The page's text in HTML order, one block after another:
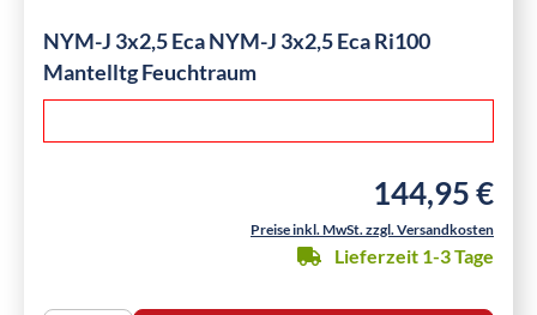
NYM-J 3x2,5 Eca NYM-J 3x2,5 Eca Ri100
Mantelltg Feuchtraum
Regulärer Preis:
144,95 €
Preise inkl. MwSt. zzgl. Versandkosten
Lieferzeit 1-3 Tage